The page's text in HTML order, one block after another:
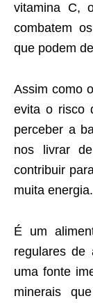
vitamina C,
combatem
que podem
Assim como
evita o risco
perceber a
nos livrar
contribuir
muita energia.
É um
regulares de
uma fonte
minerais